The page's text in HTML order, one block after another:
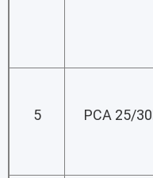
5 PCA 25/